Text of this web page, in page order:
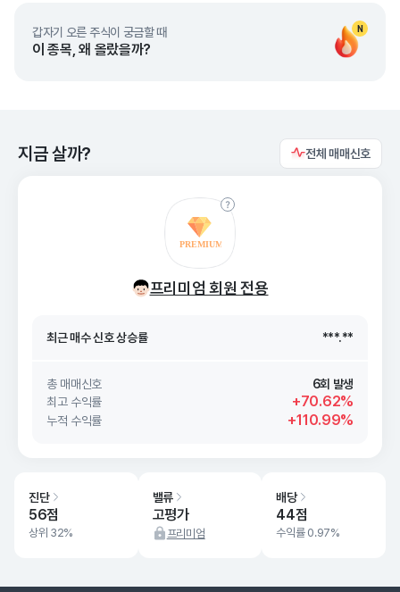
N
갑자기 오른 주식이 궁금할 때
이 종목, 왜 올랐을까?
지금 살까? 전체 매매신호
프리미엄 회원 전용
26. 08/09
최근 매수 신호 상승률 ***.**
최근 매수 신호 ***.**
총 매매신호
6회 발생
최고 수익률
+70.62%
누적 수익률 +110.99%
진단
56점
상위 32%
밸류
고평가
프리미엄
배당
44점
수익률 0.97%